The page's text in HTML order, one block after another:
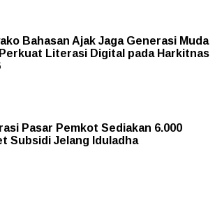
Bahasan Ajak Jaga Generasi Muda
Literasi Digital pada Harkitnas
Pasar Pemkot Sediakan 6.000
Subsidi Jelang Iduladha